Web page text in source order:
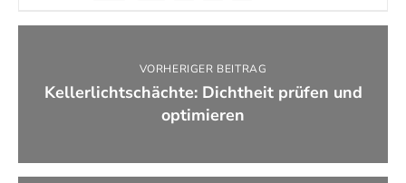
VORHERIGER BEITRAG
Kellerlichtschächte: Dichtheit prüfen und
optimieren